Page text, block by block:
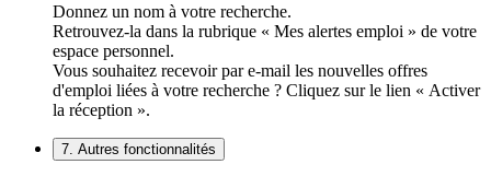
Donnez un nom à votre recherche.
Retrouvez-la dans la rubrique « Mes alertes emploi » de votre
espace personnel.
Vous souhaitez recevoir par e-mail les nouvelles offres
d'emploi liées à votre recherche ? Cliquez sur le lien « Activer
la réception ».
7. Autres fonctionnalités